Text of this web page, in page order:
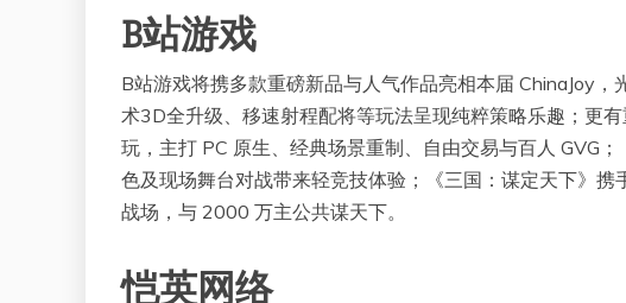
B站游戏
B站游戏将携多款重磅新品与人气作品亮相本届 ChinaJoy
术3D全升级、移速射程配将等玩法呈现纯粹策略乐趣；更
玩，主打 PC 原生、经典场景重制、自由交易与百人 GVG
色及现场舞台对战带来轻竞技体验；《三国：谋定天下》携
战场，与 2000 万主公共谋天下。
恺英网络